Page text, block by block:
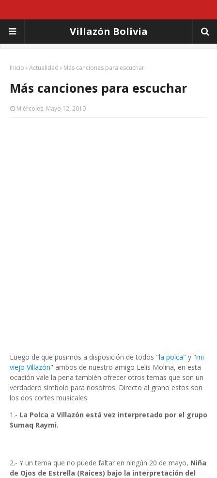
Villazón Bolivia
Inicio Actualidad Más canciones para escuchar
Más canciones para escuchar
Miércoles, Mayo 12, 2010
Luego de que pusimos a disposición de todos "la polca" y "mi
viejo Villazón" ambos de nuestro amigo Lelis Molina, en esta
ocación vale la pena también ofrecer otros temas que son un
verdadero símbolo para nosotros. Directo al grano estos son
los dos cortes musicales.
1.- La Polca a Villazón está vez interpretado por el grupo
Sumaq Raymi.
2.- Y un tema que no puede faltar en ningún 20 de mayo, Niña
de Ojos de Estrella (Raices) bajo la interpretación del